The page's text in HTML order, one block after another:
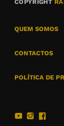
COPYRIGHT
QUEM SOMOS
CONTACTOS
POLÍTICA DE